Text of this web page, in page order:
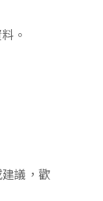
。
議，歡